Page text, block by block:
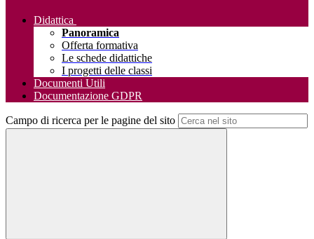
Didattica
Panoramica
Offerta formativa
Le schede didattiche
I progetti delle classi
Documenti Utili
Documentazione GDPR
Campo di ricerca per le pagine del sito